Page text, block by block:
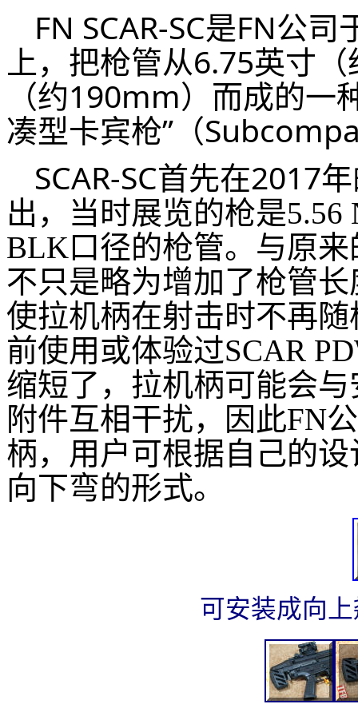
FN SCAR-SC是FN公
上，把枪管从6.75英寸
（约190mm）而成的一
凑型卡宾枪”（
SCAR-SC首先在2017
出，当时展览的枪是5.56
BLK口径的枪管。与原来
不只是略为增加了枪管
使拉机柄在射击时不再
前使用或体验过SCAR
缩短了，拉机柄可能会
附件互相干扰，因此FN
柄，用户可根据自己的
向下弯的形式。
可安装成向